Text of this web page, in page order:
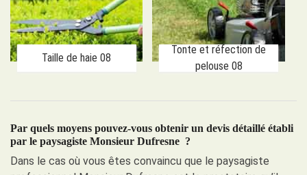
Taille de haie 08
Tonte et réfection de
pelouse 08
Par quels moyens pouvez-vous obtenir un devis détaillé établi
par le paysagiste Monsieur Dufresne ?
Dans le cas où vous êtes convaincu que le paysagiste